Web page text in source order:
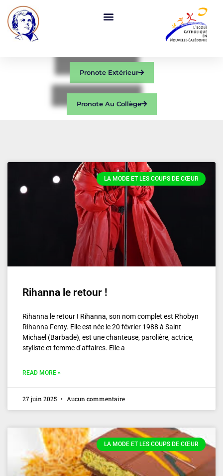
Pronote Extérieur
Pronote Au Collège
LA MODE ET LES COUPS DE CŒUR
Rihanna le retour !
Rihanna le retour ! Rihanna, son nom complet est Rhobyn
Rihanna Fenty. Elle est née le 20 février 1988 à Saint
Michael (Barbade), est une chanteuse, parolière, actrice,
styliste et femme d’affaires. Elle a
READ MORE »
27 juin 2025 Aucun commentaire
LA MODE ET LES COUPS DE CŒUR